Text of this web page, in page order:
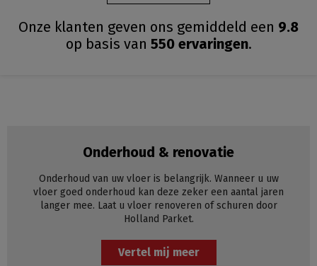
Onze klanten geven ons gemiddeld een 9.8
op basis van 550ervaringen.
Onderhoud & renovatie
Onderhoud van uw vloer is belangrijk. Wanneer u uw
vloer goed onderhoud kan deze zeker een aantal jaren
langer mee. Laat u vloer renoveren of schuren door
Holland Parket.
Vertel mij meer